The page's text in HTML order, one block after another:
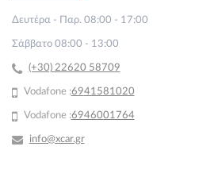
Δευτέρα - Παρ. 08:00 - 17:00
Σάββατο 08:00 - 13:00
(+30) 22620 58709
Vodafone :6941581020
Vodafone :6946001764
info@xcar.gr